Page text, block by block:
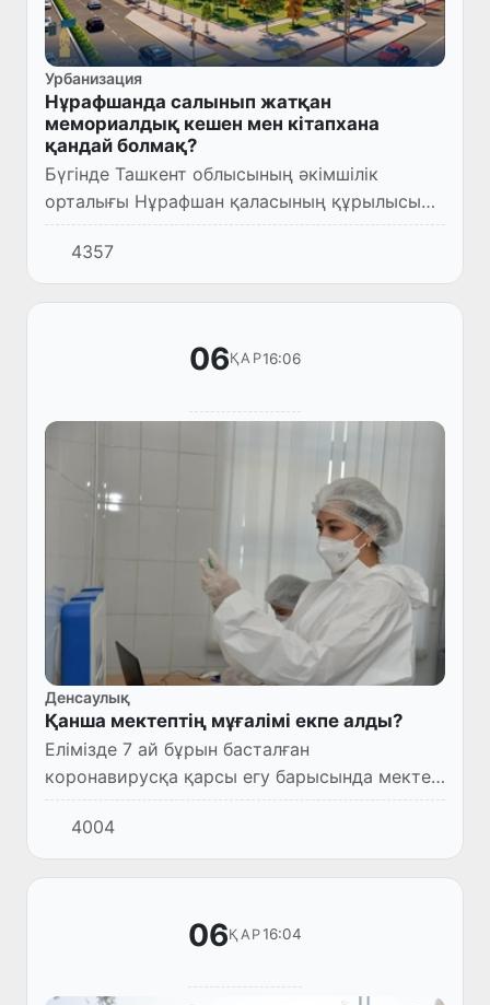
Урбанизация
Нұрафшанда салынып жатқан
мемориалдық кешен мен кітапхана
қандай болмақ?
Бүгінде Ташкент облысының әкімшілік
орталығы Нұрафшан қаласының құрылысы
қарқынды жүргізілуде.
4357
06ҚАР16:06
Денсаулық
Қанша мектептің мұғалімі екпе алды?
Елімізде 7 ай бұрын басталған
коронавирусқа қарсы егу барысында мектеп
мұғалімдерін емдеуге 1 199 635 доза вакцина
қолданылған.
4004
06ҚАР16:04